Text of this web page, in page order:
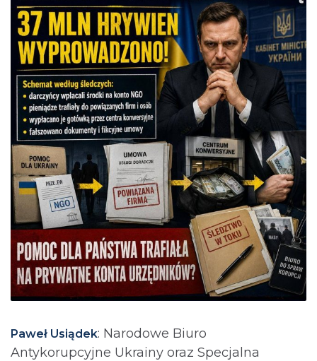
Paweł Usiądek: Narodowe Biuro
Antykorupcyjne Ukrainy oraz Specjalna